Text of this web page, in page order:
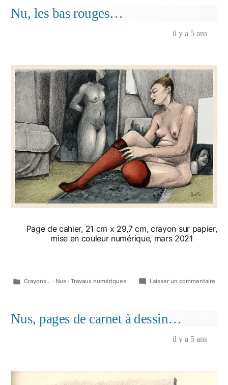
Nu, les bas rouges…
il y a 5 ans
Page de cahier, 21 cm x 29,7 cm, crayon sur papier,
mise en couleur numérique, mars 2021
Publié
Crayons...· Nus· Travaux numériques Laisser un commentairesur
Nus, pages de carnet à dessin…
il y a 5 ans